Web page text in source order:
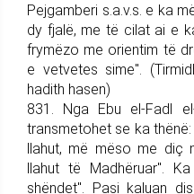
Pej­gam­be­ri s.a.v.s. e ka
dy fjalë, me të cilat ai e
frymëzo me orientim të
e vetvetes sime".
hadith hasen)
831. Nga Ebu el-Fadl
trans­me­tohet se ka thënë:
llahut, më mëso me diç
llahut të Madhëruar".
shëndet". Pasi kaluan